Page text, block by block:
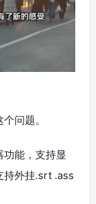
问题。
能，支持显
持外挂.srt .ass